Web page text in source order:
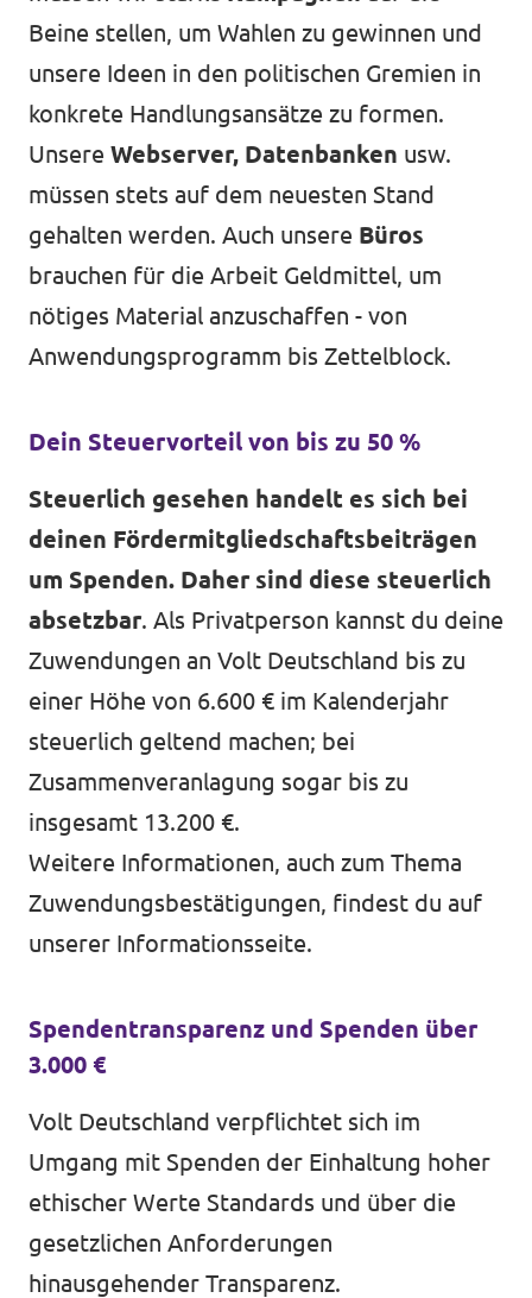
Beine stellen, um Wahlen zu gewinnen und
unsere Ideen in den politischen Gremien in
konkrete Handlungsansätze zu formen.
Unsere Webserver, Datenbanken usw.
müssen stets auf dem neuesten Stand
gehalten werden. Auch unsere Büros
brauchen für die Arbeit Geldmittel, um
nötiges Material anzuschaffen - von
Anwendungsprogramm bis Zettelblock.
Dein Steuervorteil von bis zu 50 %
Steuerlich gesehen handelt es sich bei
deinen Fördermitgliedschaftsbeiträgen
um Spenden. Daher sind diese steuerlich
absetzbar. Als Privatperson kannst du deine
Zuwendungen an Volt Deutschland bis zu
einer Höhe von 6.600 € im Kalenderjahr
steuerlich geltend machen; bei
Zusammenveranlagung sogar bis zu
insgesamt 13.200 €.
Weitere Informationen, auch zum Thema
Zuwendungsbestätigungen, findest du auf
unserer Informationsseite.
Spendentransparenz und Spenden über
3.000 €
Volt Deutschland verpflichtet sich im
Umgang mit Spenden der Einhaltung hoher
ethischer Werte Standards und über die
gesetzlichen Anforderungen
hinausgehender Transparenz.